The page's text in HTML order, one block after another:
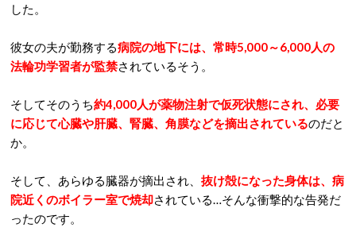
した。
彼女の夫が勤務する病院の地下には、常時5,000～6,000人の
法輪功学習者が監禁されているそう。
そしてそのうち約4,000人が薬物注射で仮死状態にされ、必要
に応じて心臓や肝臓、腎臓、角膜などを摘出されているのだと
か。
そして、あらゆる臓器が摘出され、 抜け殻になった身体は、病
院近くのボイラー室で焼却されている…そんな衝撃的な告発だ
ったのです。